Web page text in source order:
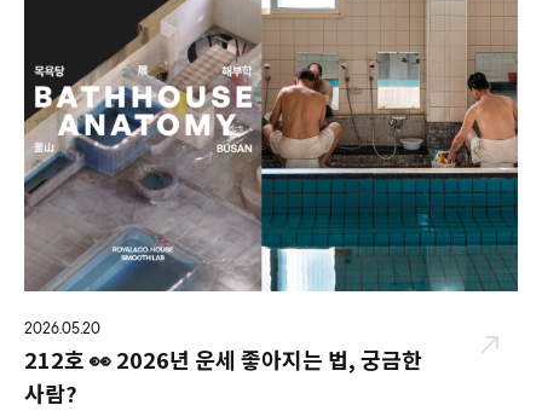
2026.05.20
212호 👀 2026년 운세 좋아지는 법, 궁금한
사람?